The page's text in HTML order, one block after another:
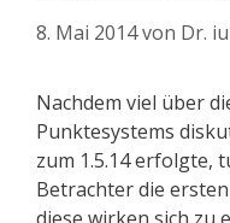
8. Mai 2014von Dr.
Nachdem viel über
Punktesystems
zum 1.5.14 erfolgte,
Betrachter die